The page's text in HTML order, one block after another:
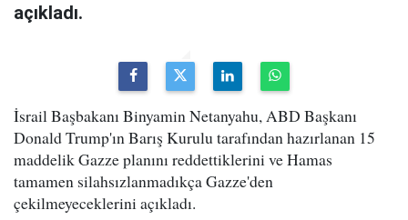
açıkladı.
İsrail Başbakanı Binyamin Netanyahu, ABD Başkanı
Donald Trump'ın Barış Kurulu tarafından hazırlanan 15
maddelik Gazze planını reddettiklerini ve Hamas
tamamen silahsızlanmadıkça Gazze'den
çekilmeyeceklerini açıkladı.